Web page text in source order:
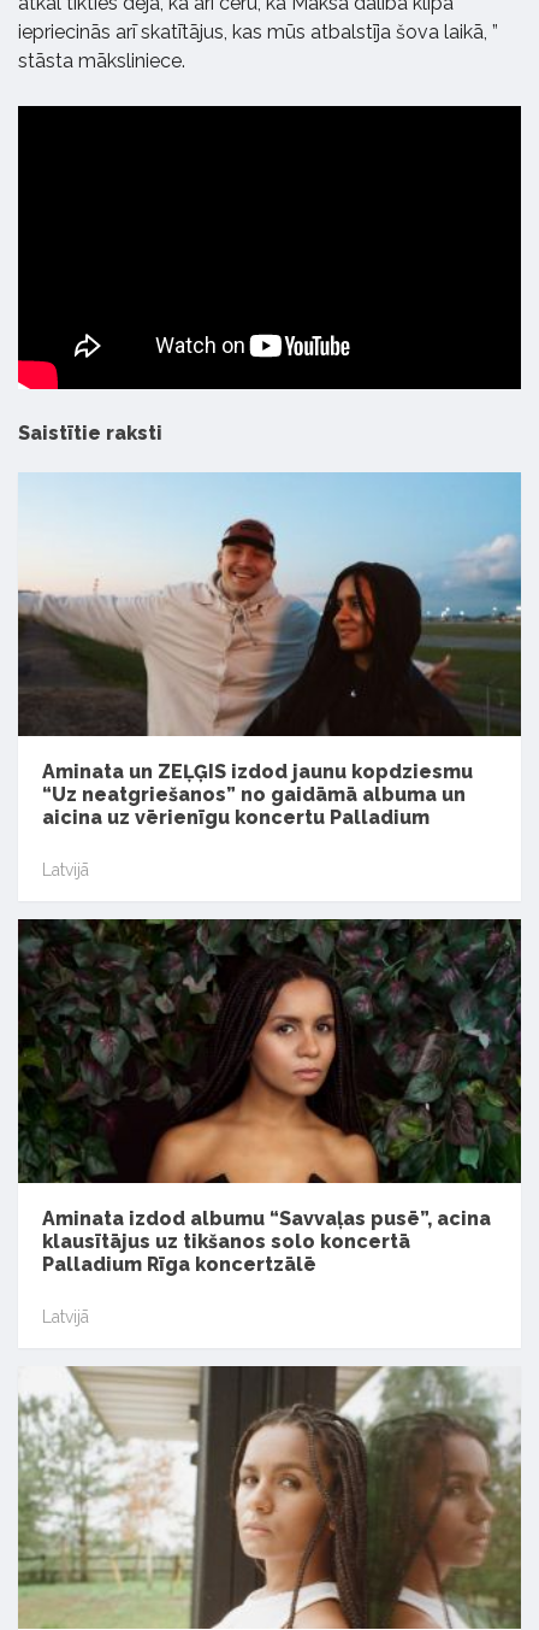
iepriecinās arī skatītājus, kas mūs atbalstīja šova laikā, ”
stāsta māksliniece.
Saistītie raksti
Aminata un ZEĻĢIS izdod jaunu kopdziesmu
“Uz neatgriešanos” no gaidāmā albuma un
aicina uz vērienīgu koncertu Palladium
Latvijā
Aminata izdod albumu “Savvaļas pusē”, acina
klausītājus uz tikšanos solo koncertā
Palladium Rīga koncertzālē
Latvijā